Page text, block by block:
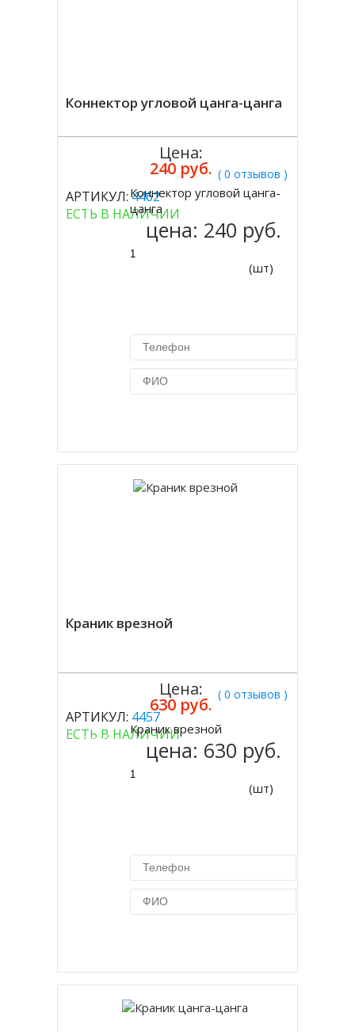
Коннектор угловой цанга-цанга
( 0 отзывов )
АРТИКУЛ:4462
ЕСТЬ В НАЛИЧИИ
Цена:
240 руб.
Купить
Коннектор угловой цанга-
цанга
цена: 240 руб.
(шт)
Краник врезной
( 0 отзывов )
АРТИКУЛ: 4457
ЕСТЬ В НАЛИЧИИ
Цена:
630 руб.
Купить
Краник врезной
цена: 630 руб.
(шт)